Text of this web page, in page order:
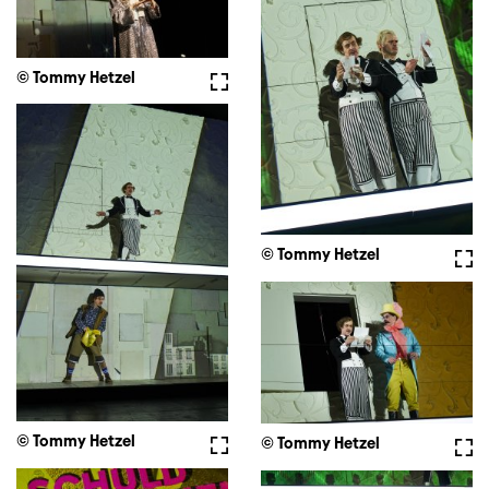
Fullscreen
© Tommy Hetzel
© Tommy Hetzel
Fullscreen
© Tommy Hetzel © Tommy Hetzel